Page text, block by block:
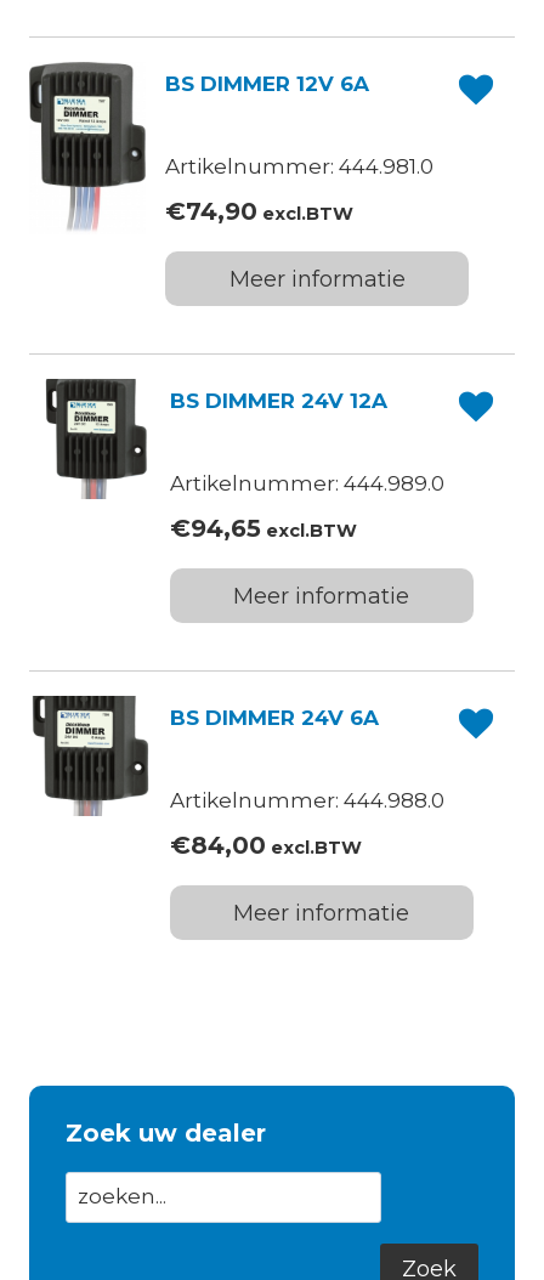
BS DIMMER 12V 6A
Artikelnummer: 444.981.0
€74,90 excl.BTW
Meer informatie
BS DIMMER 24V 12A
Artikelnummer: 444.989.0
€94,65excl.BTW
Meer informatie
BS DIMMER 24V 6A
Artikelnummer: 444.988.0
€84,00 excl.BTW
Meer informatie
Zoek uw dealer